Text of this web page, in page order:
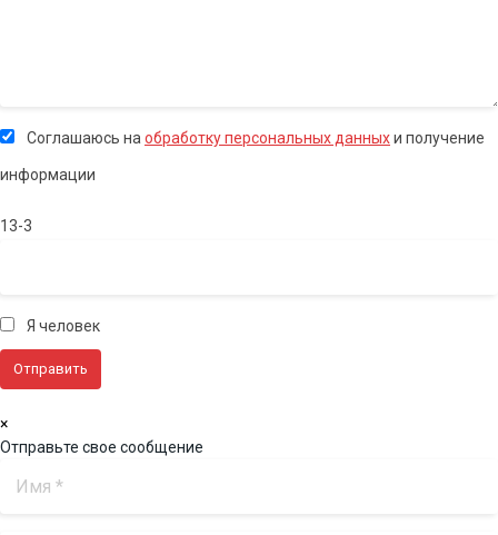
Соглашаюсь на обработку персональных данныхи получение
информации
13-3
Я человек
×
Отправьте свое сообщение